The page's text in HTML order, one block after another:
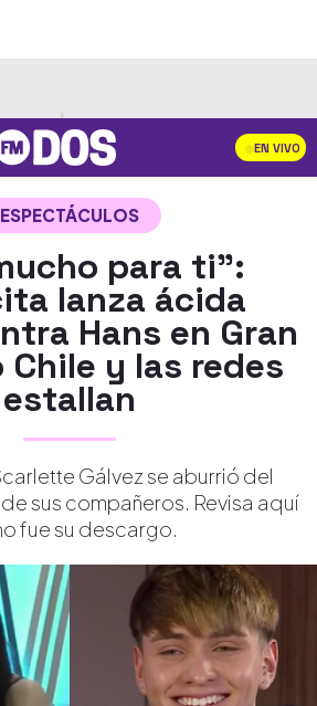
EN VIVO
ESPECTÁCULOS
para ti":
lanza ácida
Hans en Gran
Chile y las redes
estallan
Gálvez se aburrió del
sus compañeros. Revisa aquí
fue su descargo.